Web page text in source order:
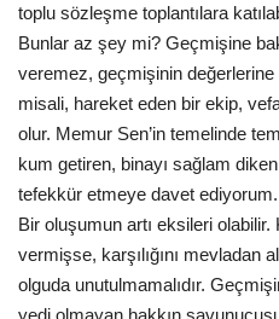
toplu sözleşme toplantılara
Bunlar az şey mi? Geçmişine
veremez, geçmişinin
misali, hareket eden bir ekip,
olur. Memur Sen’in temelinde
kum getiren, binayı sağlam
tefekkür etmeye davet ediyorum.
Bir oluşumun artı eksileri olabilir.
vermişse, karşılığını mevladan
olguda unutulmamalıdır.